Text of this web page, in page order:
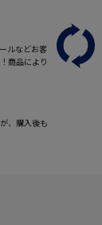
ルなどお客
商品により
、購入後も